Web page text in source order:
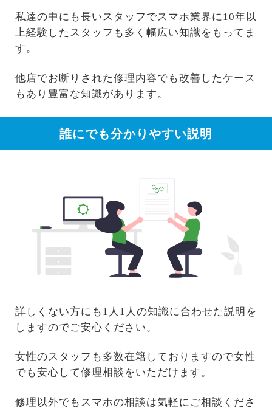
私達の中にも長いスタッフでスマホ業界に10年以
上経験したスタッフも多く幅広い知識をもってま
す。
他店でお断りされた修理内容でも改善したケース
もあり豊富な知識があります。
誰にでも分かりやすい説明
詳しくない方にも1人1人の知識に合わせた説明を
しますのでご安心ください。
女性のスタッフも多数在籍しておりますので女性
でも安心して修理相談をいただけます。
修理以外でもスマホの相談は気軽にご相談くださ